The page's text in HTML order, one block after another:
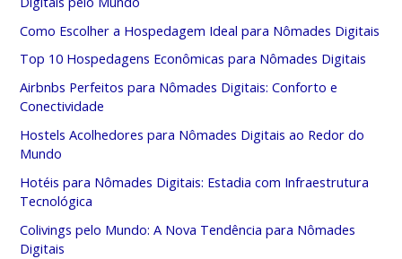
Como Escolher a Hospedagem Ideal para Nômades Digitais
Top 10 Hospedagens Econômicas para Nômades Digitais
Airbnbs Perfeitos para Nômades Digitais: Conforto e
Conectividade
Hostels Acolhedores para Nômades Digitais ao Redor do
Mundo
Hotéis para Nômades Digitais: Estadia com Infraestrutura
Tecnológica
Colivings pelo Mundo: A Nova Tendência para Nômades
Digitais